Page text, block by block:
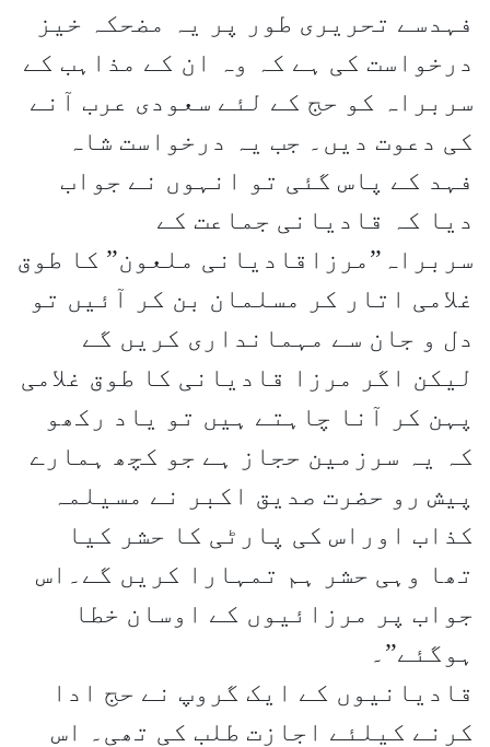
فہدسے تحریری طور پر یہ مضحکہ خیز
درخواست کی ہے کہ وہ ان کے مذاہب کے
سربراہ کو حج کے لئے سعودی عرب آنے
کی دعوت دیں۔ جب یہ درخواست شاہ
فہد کے پاس گئی تو انہوں نے جواب
دیا کہ قادیانی جماعت کے
سربراہ”مرزاقادیانی ملعون” کا طوق
غلامی اتار کر مسلمان بن کر آئیں تو
دل و جان سے مہمانداری کریں گے
لیکن اگر مرزا قادیانی کا طوق غلامی
پہن کر آنا چاہتے ہیں تو یاد رکھو
کہ یہ سرزمین حجاز ہے جو کچھ ہمارے
پیش رو حضرت صدیق اکبر نے مسیلمہ
کذاب اوراس کی پارٹی کا حشر کیا
تھا وہی حشر ہم تمہارا کریں گے۔اس
جواب پر مرزائیوں کے اوسان خطا
ہوگئے”۔
قادیانیوں کے ایک گروپ نے حج ادا
کرنے کیلئے اجازت طلب کی تھی۔ اس